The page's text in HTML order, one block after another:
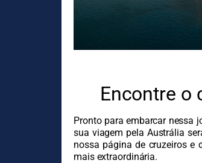
Encontre o
Pronto para embarcar nessa
sua viagem pela Austrália
nossa página de cruzeiros e
mais extraordinária.